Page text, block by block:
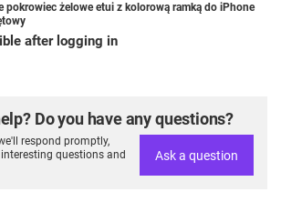
pokrowiec żelowe etui z kolorową ramką do iPhone
after logging in
Do you have any questions?
respond promptly,
questions and
Ask a question